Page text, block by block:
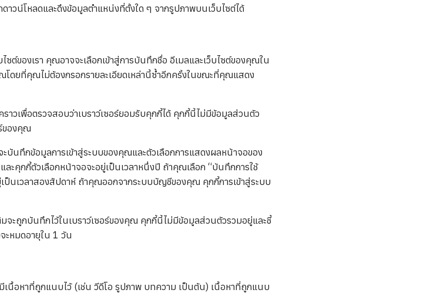
าวน์โหลดและดึงข้อมูลตำแหน่งที่ตั้งใด ๆ จากรูปภาพบนเว็บไซต์ได้
ต์ของเรา คุณอาจจะเลือกเข้าสู่การบันทึกชื่อ อีเมลและเว็บไซต์ของคุณใน
ดยที่คุณไม่ต้องกรอกรายละเอียดเหล่านี้ซ้ำอีกครั้งในขณะที่คุณแสดง
าวเพื่อตรวจสอบว่าเบราว์เซอร์ยอมรับคุกกี้ได้ คุกกี้นี้ไม่มีข้อมูลส่วนตัว
ของคุณ
บันทึกข้อมูลการเข้าสู่ระบบของคุณและตัวเลือกการแสดงผลหน้าจอของ
ะคุกกี้ตัวเลือกหน้าจอจะอยู่เป็นเวลาหนึ่งปี ถ้าคุณเลือก “บันทึกการใช้
ป็นเวลาสองสัปดาห์ ถ้าคุณออกจากระบบบัญชีของคุณ คุกกี้การเข้าสู่ระบบ
ะถูกบันทึกไว้ในเบราว์เซอร์ของคุณ คุกกี้นี้ไม่มีข้อมูลส่วนตัวรวมอยู่และชี้
ะหมดอายุใน 1 วัน
เนื้อหาที่ถูกแนบไว้ (เช่น วีดีโอ รูปภาพ บทความ เป็นต้น) เนื้อหาที่ถูกแนบ